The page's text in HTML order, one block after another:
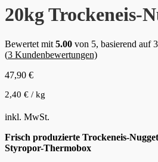
20kg Trockeneis-
Bewertet mit 5.00 von 5, basierend auf3
(3 Kundenbewertungen)
47,90 €
2,40 € / kg
inkl. MwSt.
Frisch produzierte Trockeneis-
Styropor-Thermobox